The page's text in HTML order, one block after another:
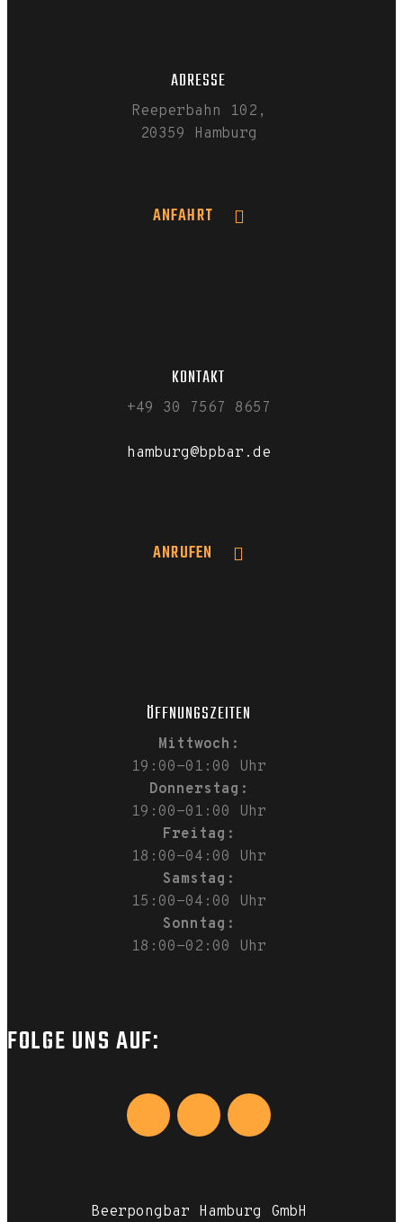
ADRESSE
Reeperbahn 102,
20359 Hamburg
ANFAHRT
KONTAKT
+49 30 7567 8657
hamburg@bpbar.de
ANRUFEN
ÖFFNUNGSZEITEN
Mittwoch:
19:00-01:00 Uhr
Donnerstag:
19:00-01:00 Uhr
Freitag:
18:00-04:00 Uhr
Samstag:
15:00-04:00 Uhr
Sonntag:
18:00-02:00 Uhr
FOLGE UNS AUF:
Beerpongbar Hamburg GmbH